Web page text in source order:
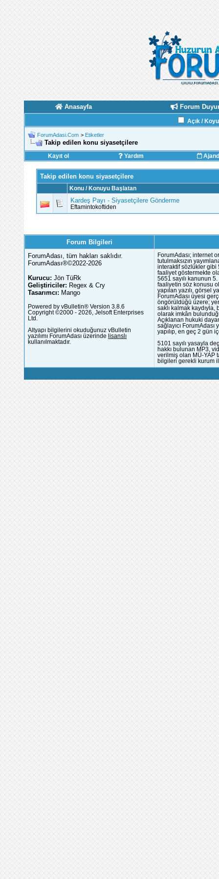
Anasayfa Forum
Açık /
ForumAdasi.Com > Etiketler
Takip edilen konu siyasetçilere
Kayıt ol Yardım
Takip edilen konu siyasetçilere
Konu / Konuyu Başlatan
Kardeş Payı - Siyasetçilere Gönderme
Eftamintokoftiden
Forum Bilgileri
ForumAdası, tüm hakları saklıdır.
ForumAdası®©2022-2026
Kurucu: Jön TüRk
Geliştiriciler: Regex & Cry
Tasarımcı: Mango
Powered by vBulletin® Version 3.8.6
Copyright ©2000 - 2026, Jelsoft Enterprises
Ltd.
Altyapı bilgilerini okuduğunuz vBulletin
yazılımı ForumAdası üzerinde lisanslı
kullanılmaktadır.
ForumAdası; internet
tutulmaksızın
interaktif sözlükler gibi
faaliyet göstermekte
5651 sayılı kanunun
faaliyetin söz konusu
yapılan yazılı, görsel
ForumAdası üyesi
öngörüldüğü üzere;
saklı kalmak
olarak imkân
Açıklanan hukuki
sağlayıcı
yapılıp, en geç 2 gün
5101 sayılı yasayla
hakkı bulunan MP3,
verilmiş olan MÜ-YAP
bilgileri gerekli kurum